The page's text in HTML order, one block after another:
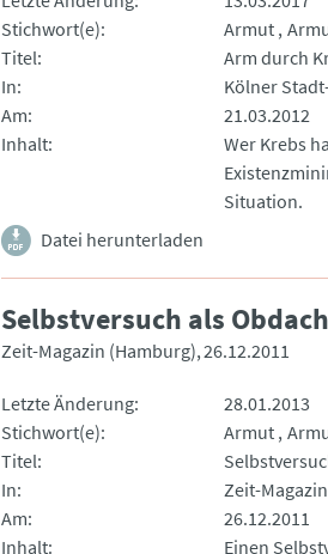
Stichwort(e)
Armut
Titel
Arm durch
In
Kölner
Am
21.03.2012
Inhalt
Wer Krebs
Situation.
Datei herunterladen
Selbstversuch als
Zeit-Magazin (Hamburg) 26.12.2011
Letzte Änderung
28.01.2013
Stichwort(e)
Armut
Titel
In
Zeit-
Am
26.12.2011
Inhalt
Einen